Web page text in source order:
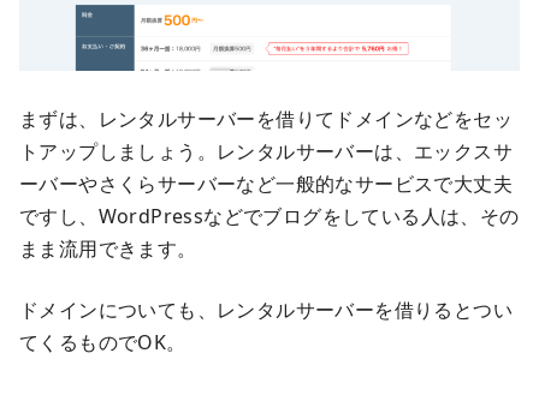
まずは、レンタルサーバーを借りてドメインなどをセッ
トアップしましょう。レンタルサーバーは、エックスサ
ーバーやさくらサーバーなど一般的なサービスで大丈夫
ですし、WordPressなどでブログをしている人は、その
まま流用できます。
ドメインについても、レンタルサーバーを借りるとつい
てくるものでOK。